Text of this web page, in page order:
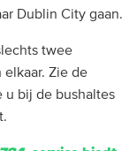
Dublin City gaan.
twee
Zie de
u bij de bushaltes